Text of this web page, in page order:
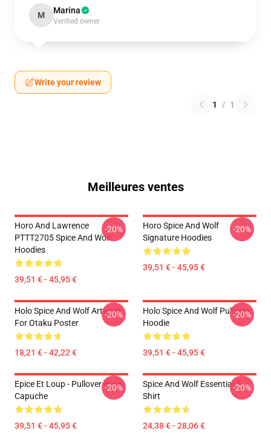
M Marina
Verified owner
Write your review
1 / 1
Meilleures ventes
Horo And Lawrence
PTTT2705 Spice And Wolf
Hoodies
39,51 € - 45,95 €
-20%
Horo Spice And Wolf
Signature Hoodies
39,51 € - 45,95 €
-20%
Holo Spice And Wolf Artwork
For Otaku Poster
18,21 € - 42,22 €
-20%
Holo Spice And Wolf Pullover
Hoodie
39,51 € - 45,95 €
-20%
Epice Et Loup - Pullover Horo
Capuche
39,51 € - 45,95 €
-20%
Spice And Wolf Essential T-
Shirt
24,38 € - 28,06 €
-20%